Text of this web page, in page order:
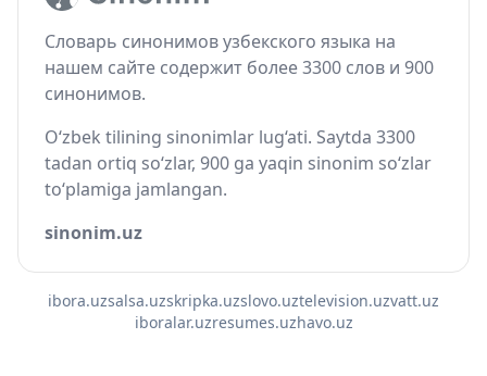
Словарь синонимов узбекского языка на
нашем сайте содержит более 3300 слов и 900
синонимов.
O‘zbek tilining sinonimlar lug‘ati. Saytda 3300
tadan ortiq so‘zlar, 900 ga yaqin sinonim so‘zlar
to‘plamiga jamlangan.
sinonim.uz
ibora.uzsalsa.uzskripka.uzslovo.uztelevision.uzvatt.uz
iboralar.uzresumes.uzhavo.uz